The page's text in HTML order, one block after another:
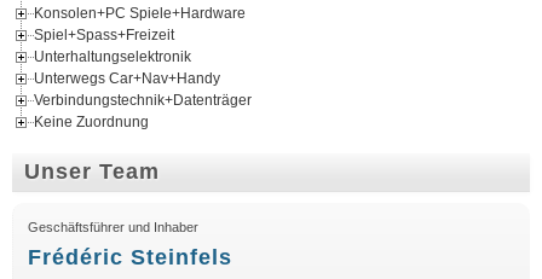
Konsolen+PC Spiele+Hardware
Spiel+Spass+Freizeit
Unterhaltungselektronik
Unterwegs Car+Nav+Handy
Verbindungstechnik+Datenträger
Keine Zuordnung
Unser Team
Geschäftsführer und Inhaber
Frédéric Steinfels